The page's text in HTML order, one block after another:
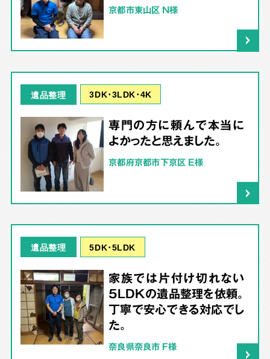
京都市東山区 N様
遺品整理 3DK･3LDK･4K
専門の方に頼んで本当に
よかったと思えました。
京都府京都市下京区 E様
遺品整理 5DK･5LDK
家族では片付け切れない
5LDKの遺品整理を依頼。
丁寧で安心できる対応でし
た。
奈良県奈良市 F様